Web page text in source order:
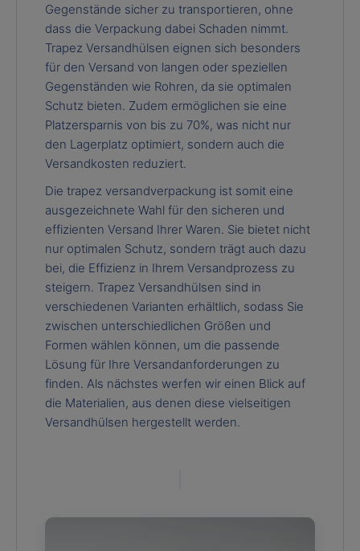
Gegenstände sicher zu transportieren, ohne
dass die Verpackung dabei Schaden nimmt.
Trapez Versandhülsen eignen sich besonders
für den Versand von langen oder speziellen
Gegenständen wie Rohren, da sie optimalen
Schutz bieten. Zudem ermöglichen sie eine
Platzersparnis von bis zu 70%, was nicht nur
den Lagerplatz optimiert, sondern auch die
Versandkosten reduziert.
Die trapez versandverpackung ist somit eine
ausgezeichnete Wahl für den sicheren und
effizienten Versand Ihrer Waren. Sie bietet nicht
nur optimalen Schutz, sondern trägt auch dazu
bei, die Effizienz in Ihrem Versandprozess zu
steigern. Trapez Versandhülsen sind in
verschiedenen Varianten erhältlich, sodass Sie
zwischen unterschiedlichen Größen und
Formen wählen können, um die passende
Lösung für Ihre Versandanforderungen zu
finden. Als nächstes werfen wir einen Blick auf
die Materialien, aus denen diese vielseitigen
Versandhülsen hergestellt werden.